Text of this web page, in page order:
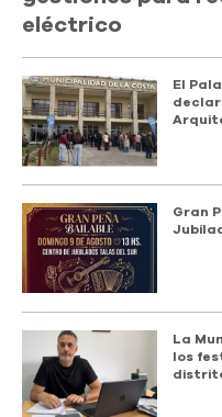
eléctrico
El
Gran
La
los